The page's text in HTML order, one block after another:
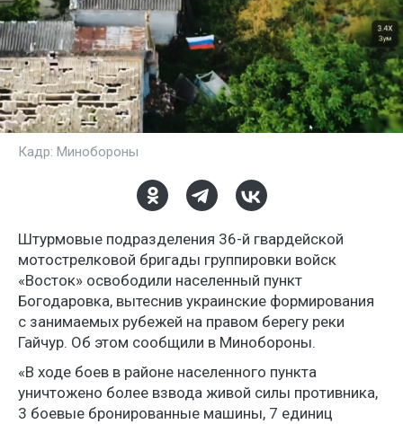
Кадр: Минобороны
Штурмовые подразделения 36-й гвардейской
мотострелковой бригады группировки войск
«Восток» освободили населенный пункт
Богодаровка, вытеснив украинские формирования
с занимаемых рубежей на правом берегу реки
Гайчур. Об этом сообщили в Минобороны.
«В ходе боев в районе населенного пункта
уничтожено более взвода живой силы противника,
3 боевые бронированные машины, 7 единиц